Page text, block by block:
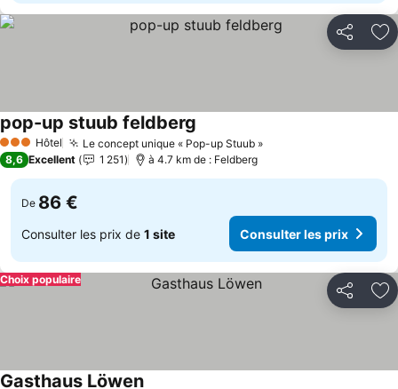
Partager
3 ÉtoilesHôtel Le concept unique « Pop-up Stuub »Consulter les prix
pop-up stuub feldberg
8,6 Excellent 1 251 à 4.7 km de : Feldberg
De 86 €
Consulter les prix de 1 site Consulter les prix
Partager
Choix populaire
Gasthaus Löwen